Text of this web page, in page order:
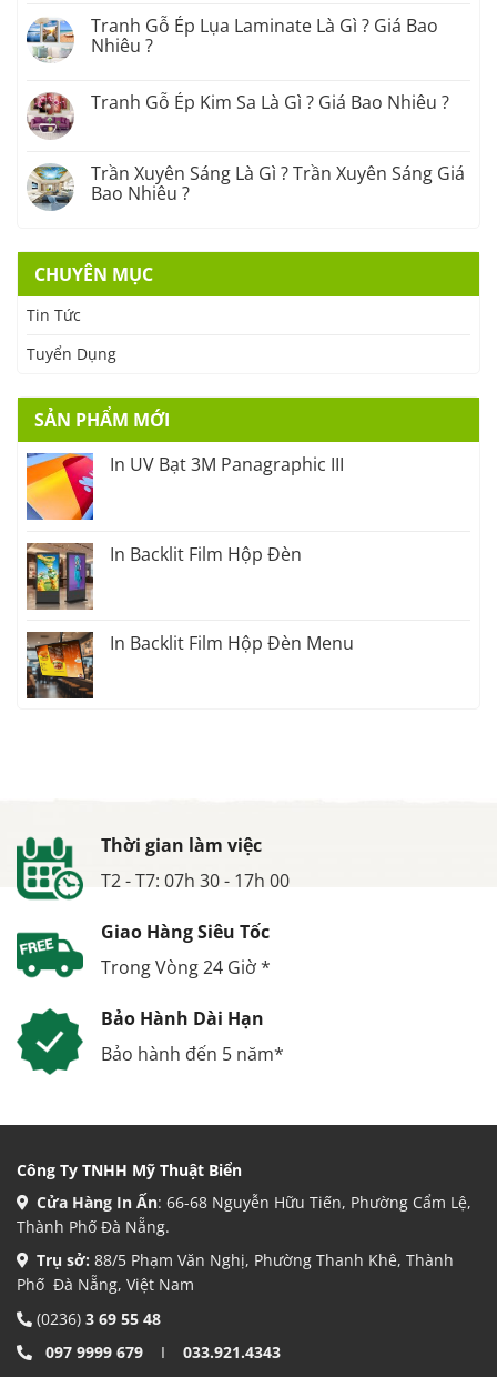
Tranh Gỗ Ép Lụa Laminate Là Gì ? Giá Bao
Nhiêu ?
Tranh Gỗ Ép Kim Sa Là Gì ? Giá Bao Nhiêu ?
Trần Xuyên Sáng Là Gì ? Trần Xuyên Sáng Giá
Bao Nhiêu ?
CHUYÊN MỤC
Tin Tức
Tuyển Dụng
SẢN PHẨM MỚI
In UV Bạt 3M Panagraphic III
In Backlit Film Hộp Đèn
In Backlit Film Hộp Đèn Menu
Thời gian làm việc
T2 - T7: 07h 30 - 17h 00
Giao Hàng Siêu Tốc
Trong Vòng 24 Giờ *
Bảo Hành Dài Hạn
Bảo hành đến 5 năm*
Công Ty TNHH Mỹ Thuật Biển
Cửa Hàng In Ấn: 66-68 Nguyễn Hữu Tiến, Phường Cẩm Lệ,
Thành Phố Đà Nẵng.
Trụ sở: 88/5 Phạm Văn Nghị, Phường Thanh Khê, Thành
Phố Đà Nẵng, Việt Nam
(0236) 3 69 55 48
097 9999 679 I 033.921.4343